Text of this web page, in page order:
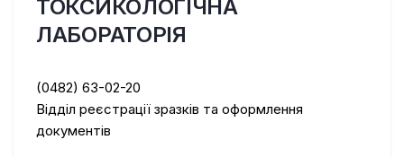
ТОКСИКОЛОГІЧНА
ЛАБОРАТОРІЯ
(0482) 63-02-20
Відділ реєстрації зразків та оформлення
документів